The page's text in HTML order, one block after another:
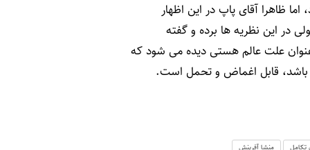
ظاهرا آقای پاپ در این اظهار
در این نظریه ها برده و گفته
علت عالم هستی دیده می شود که
باشد، قابل اغماض و تحمل است.
تکامل منشا آفرینش